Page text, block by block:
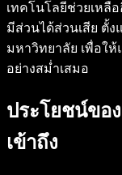
เทคโนโลยีช่วยเหลื
มีส่วนได้ส่วนเสีย ตั้
มหาวิทยาลัย เพื่อใ
อย่างสม่ำเสมอ
ประโยชน์ขอ
เข้าถึง